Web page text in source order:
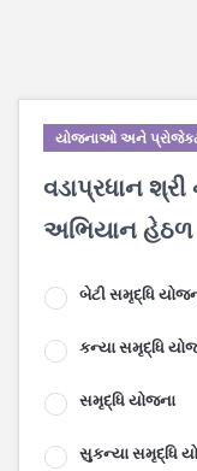
યોજનાઓ અને
વડાપ્રધાન
અભિયાન હેઠળ
બેટી સમૃદ્ધિ
કન્યા સમૃદ્ધિ
સમૃદ્ધિ યોજના
સુકન્યા સમૃદ્ધિ